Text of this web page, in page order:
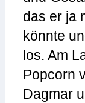
das er ja
könnte
los. Am
Popcorn
Dagmar